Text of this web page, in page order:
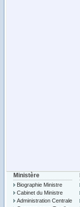
Ministère
Biographie Ministre
Cabinet du Ministre
Administration Centrale